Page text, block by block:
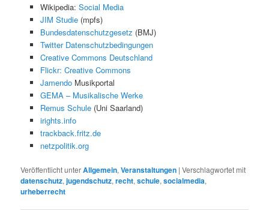
Wikipedia: Social Media
JIM Studie(mpfs)
Bundesdatenschutzgesetz (BMJ)
Twitter Datenschutzbedingungen
Creative Commons Deutschland
Flickr: Creative Commons
JamendoMusikportal
GEMA – Musikalische Werke
Remus Schule(Uni Saarland)
irights.info
trackback.fritz.de
netzpolitik.org
Veröffentlicht unterAllgemein,Veranstaltungen |Verschlagwortet mit
datenschutz,jugendschutz,recht,schule,socialmedia,
urheberrecht